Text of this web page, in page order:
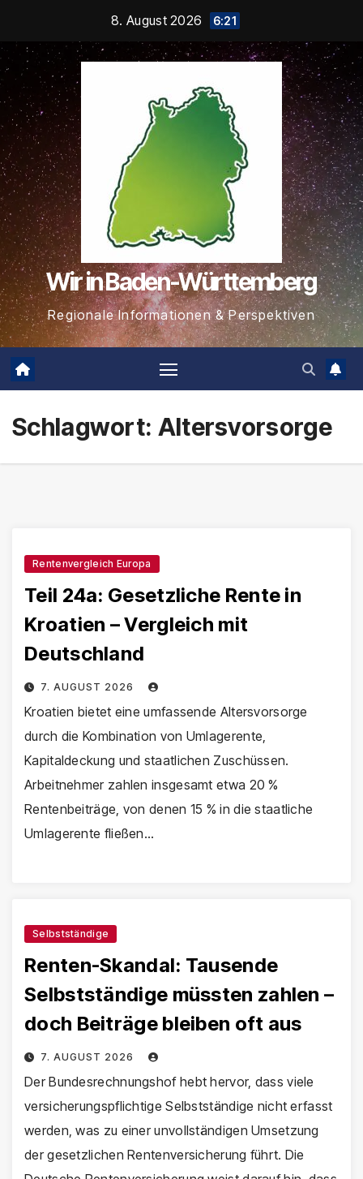
springen
8. August 2026 6:21
Wir in Baden-Württemberg
Regionale Informationen & Perspektiven
Schlagwort: Altersvorsorge
Rentenvergleich Europa
Teil 24a: Gesetzliche Rente in
Kroatien – Vergleich mit
Deutschland
7. AUGUST 2026
Kroatien bietet eine umfassende Altersvorsorge
durch die Kombination von Umlagerente,
Kapitaldeckung und staatlichen Zuschüssen.
Arbeitnehmer zahlen insgesamt etwa 20 %
Rentenbeiträge, von denen 15 % in die staatliche
Umlagerente fließen…
Selbstständige
Renten-Skandal: Tausende
Selbstständige müssten zahlen –
doch Beiträge bleiben oft aus
7. AUGUST 2026
Der Bundesrechnungshof hebt hervor, dass viele
versicherungspflichtige Selbstständige nicht erfasst
werden, was zu einer unvollständigen Umsetzung
der gesetzlichen Rentenversicherung führt. Die